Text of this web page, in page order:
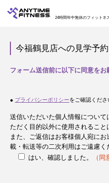
24時間年中無休のフィットネ
今福鶴見店への見学予約
フォーム送信前に以下に同意をお
● プライバシーポリシーをご確認くださ
送信いただいた個人情報につい
ただく目的以外に使用されること
また、ご返信はお客様個人宛に
載・転送等の二次利用はご遠慮く
はい、確認しました。
（同